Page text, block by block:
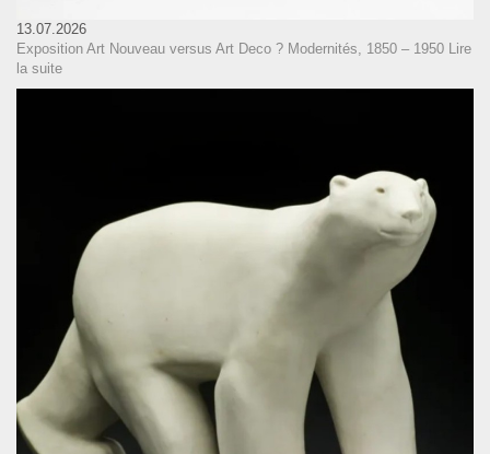
13.07.2026
Exposition Art Nouveau versus Art Deco ? Modernités, 1850 – 1950 Lire
la suite